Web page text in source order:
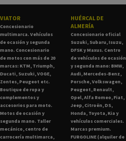
VIATOR
Concesionario
multimarca. Vehículos
de ocasión y segunda
mano. Concesionario
de motos con más de 20
marcas: KTM, Triumph,
Ducati, Suzuki, VOGE,
Zontes, Peugeot etc.
Boutique de ropa y
complementos y
accesorios para moto.
Motos de ocasión y
segunda mano. Taller
mecánico, centro de
carrocería multimarca,
HUÉRCAL DE
ALMERÍA
Concesionario oficial
Suzuki, Subaru, Isuzu,
DFSK y Maxus. Centro
de vehículos de ocasión
y segunda mano: BMW,
Audi, Mercedes-Benz,
Porsche, Volkswagen,
Peugeot, Renault,
Opel, Alfa Romeo, Fiat,
Jeep, Citroën, DS,
Honda, Toyota, Kia y
vehículos comerciales.
Marcas premium.
FURGOLINE (alquiler de